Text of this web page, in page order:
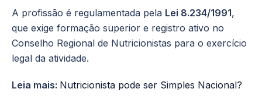
A profissão é regulamentada pela Lei 8.234/1991,
que exige formação superior e registro ativo no
Conselho Regional de Nutricionistas para o exercício
legal da atividade.
Leia mais: Nutricionista pode ser Simples Nacional?